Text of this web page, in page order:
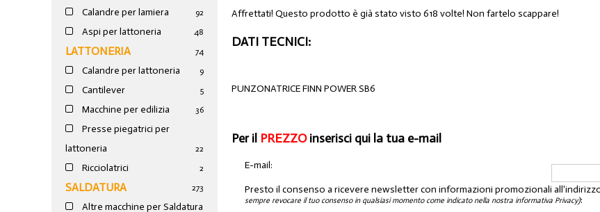
Calandre per lamiera 92
Aspi per lattoneria 48
LATTONERIA 74
Calandre per lattoneria 9
Cantilever 5
Macchine per edilizia 36
Presse piegatrici per
lattoneria
22
Ricciolatrici 2
SALDATURA 273
Altre macchine per Saldatura
Affrettati! Questo prodotto è già stato visto 618 volte! Non fartelo scappare!
DATI TECNICI:
PUNZONATRICE FINN POWER SB6
Per il PREZZOinserisci qui la tua e-mail
E-mail:
Presto il consenso a ricevere newsletter con informazioni promozionali
sempre revocare il tuo consenso in qualsiasi momento come indicato nella nostra informativa Privacy):